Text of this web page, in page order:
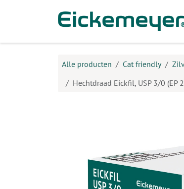
Alle producten Cat friendly
Hechtdraad Eickfil, USP 3/0 (EP